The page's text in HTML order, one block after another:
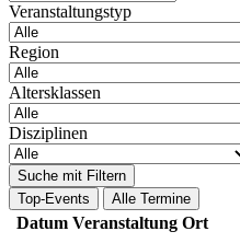
Veranstaltungstyp
Region
Altersklassen
Disziplinen
Suche mit Filtern
Top-Events
Alle Termine
Datum Veranstaltung Ort